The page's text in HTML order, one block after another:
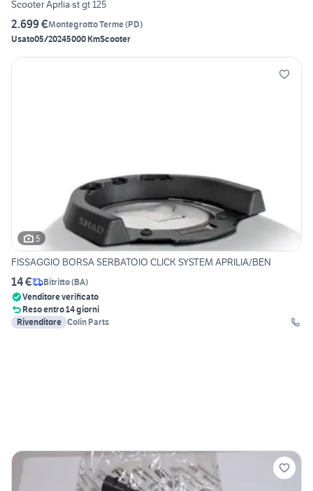
Scooter Aprlia st gt 125
2.699 €Montegrotto Terme(PD)
Usato05/20245000 KmScooter
5
FISSAGGIO BORSA SERBATOIO CLICK SYSTEM APRILIA/BEN
14 € Bitritto(BA)
Venditore verificato
Reso entro 14 giorni
Rivenditore Colin Parts